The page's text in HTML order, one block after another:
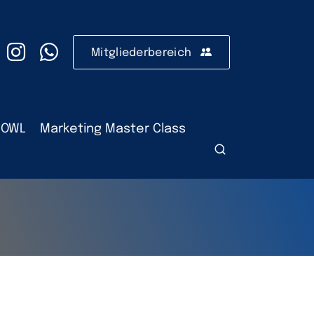
Marketing Master Class
Mitgliederbereich